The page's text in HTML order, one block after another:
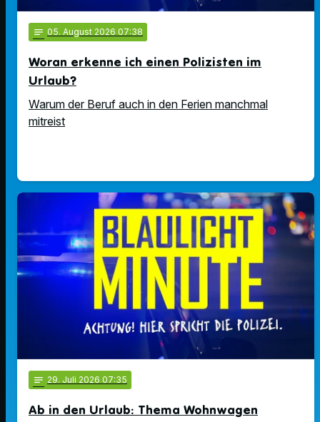
notes 05. August 2026 07:38
Woran erkenne ich einen Polizisten im
Urlaub?
Warum der Beruf auch in den Ferien manchmal
mitreist
notes 29. Juli 2026 07:35
Ab in den Urlaub: Thema Wohnwagen